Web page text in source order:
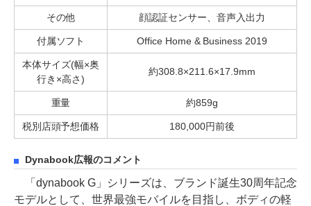
その他 顔認証センサー、音声入出力
付属ソフト Office Home & Business 2019
本体サイズ(幅×奥
行き×高さ)
約308.8×211.6×17.9mm
重量 約859g
税別店頭予想価格 180,000円前後
Dynabook広報のコメント
「dynabook G」シリーズは、ブランド誕生30周年記念
モデルとして、世界最強モバイルを目指し、ボディの軽